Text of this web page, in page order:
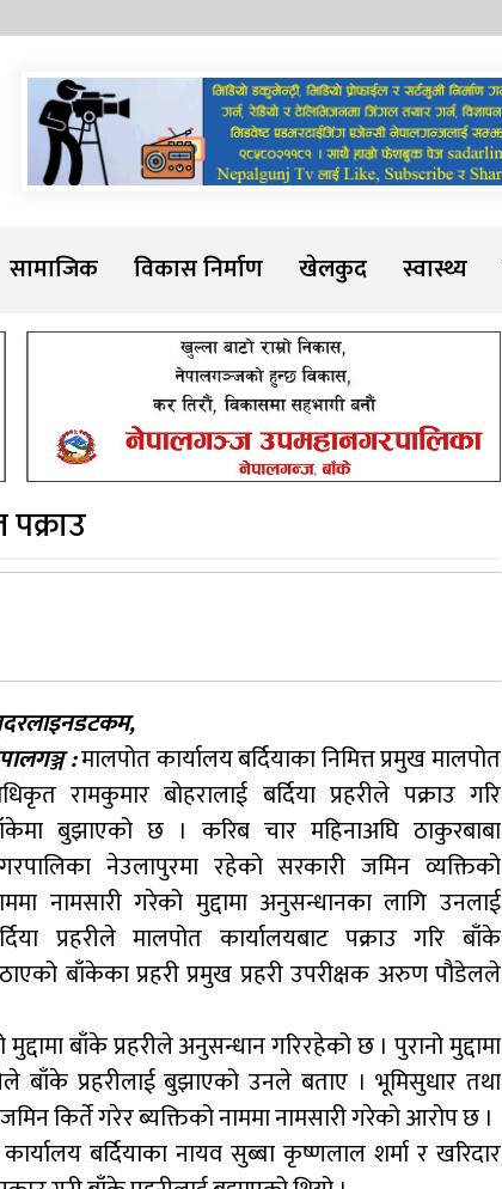
Sadarline
सामाजिक विकास निर्माण खेलकुद स्वास्थ्य
:मालपोत कार्यालय बर्दियाका निमित्त प्रमुख मालपोत
रामकुमार बोहरालाई बर्दिया प्रहरीले पक्राउ गरि
बुझाएको छ । करिब चार महिनाअघि ठाकुरबाबा
नेउलापुरमा रहेको सरकारी जमिन व्यक्तिको
नामसारी गरेको मुद्दामा अनुसन्धानका लागि उनलाई
प्रहरीले मालपोत कार्यालयबाट पक्राउ गरि बाँके
बाँकेका प्रहरी प्रमुख प्रहरी उपरीक्षक अरुण पौडेलले
बाँके प्रहरीले अनुसन्धान गरिरहेको छ । पुरानो मुद्दामा
बाँके प्रहरीलाई बुझाएको उनले बताए । भूमिसुधार तथा
किर्ते गरेर ब्यक्तिको नाममा नामसारी गरेको आरोप छ ।
बर्दियाका नायव सुब्बा कृष्णलाल शर्मा र खरिदार